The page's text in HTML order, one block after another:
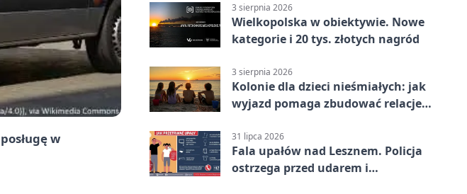
w
3 sierpnia 2026
Wielkopolska w obiektywie. Nowe
kategorie i 20 tys. złotych nagród
3 sierpnia 2026
Kolonie dla dzieci nieśmiałych: jak
wyjazd pomaga zbudować relacje z
31 lipca 2026
Fala upałów nad Lesznem. Policja
ostrzega przed udarem i